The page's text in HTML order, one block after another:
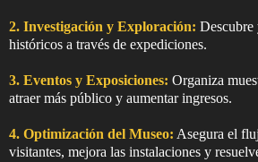
2. Investigación y Exploración: Descubre
históricos a través de expediciones.
3. Eventos y Exposiciones: Organiza
atraer más público y aumentar ingresos.
4. Optimización del Museo: Asegura el
visitantes, mejora las instalaciones y